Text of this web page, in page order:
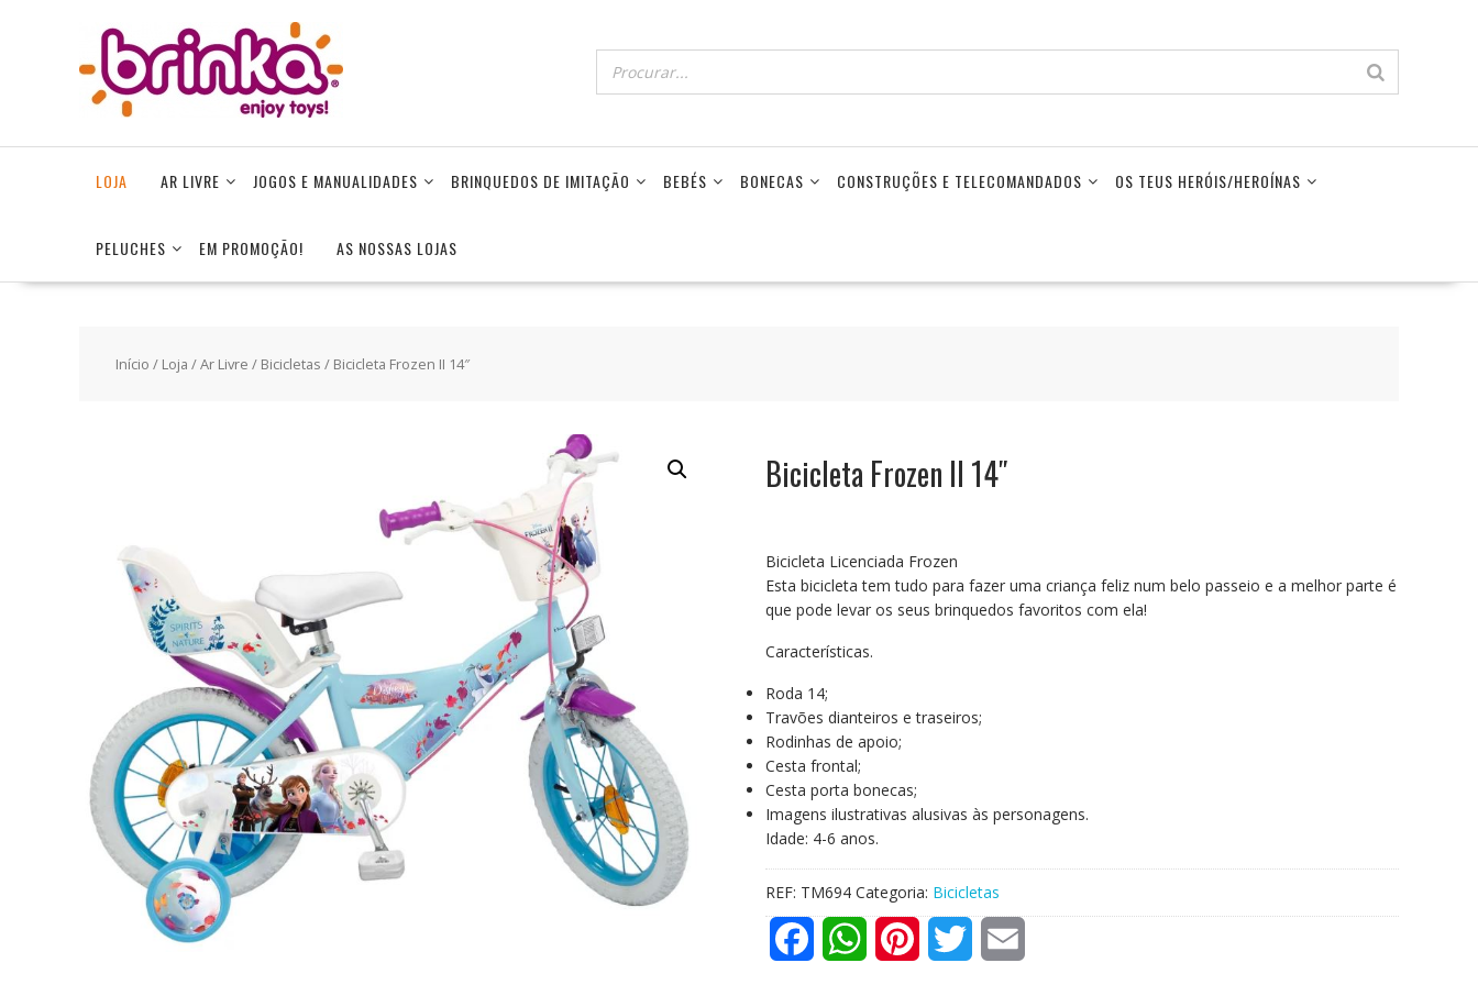
LOJA AR LIVRE JOGOS E MANUALIDADES BRINQUEDOS DE IMITAÇÃO BEBÉS BONECAS CONSTRUÇÕES E TELECOMANDADOS OS TEUS HERÓIS/HEROÍNAS
PELUCHES EM PROMOÇÃO! AS NOSSAS LOJAS
Início / Loja /Ar Livre / Bicicletas / Bicicleta Frozen II 14″
Bicicleta Frozen II 14″
Bicicleta Licenciada Frozen
Esta bicicleta tem tudo para fazer uma criança feliz num belo passeio e a melhor parte é
que pode levar os seus brinquedos favoritos com ela!
Características.
Roda 14;
Travões dianteiros e traseiros;
Rodinhas de apoio;
Cesta frontal;
Cesta porta bonecas;
Imagens ilustrativas alusivas às personagens.
Idade: 4-6 anos.
REF: TM694 Categoria: Bicicletas
W